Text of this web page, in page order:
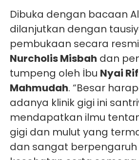
Dibuka dengan bacaan
dilanjutkan dengan
pembukaan secara
Nurcholis Misbah dan
tumpeng oleh İbu Nyai
Mahmudah. “Besar
adanya klinik gigi ini
mendapatkan ilmu
gigi dan mulut yang
dan sangat